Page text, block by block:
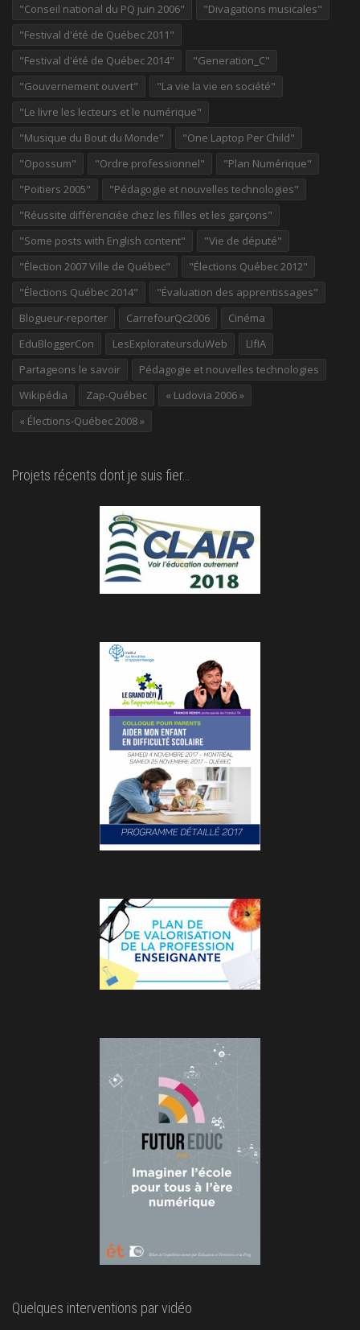
"Conseil national du PQ juin 2006"
"Divagations musicales"
"Festival d'été de Québec 2011"
"Festival d'été de Québec 2014"
"Generation_C"
"Gouvernement ouvert"
"La vie la vie en société"
"Le livre les lecteurs et le numérique"
"Musique du Bout du Monde"
"One Laptop Per Child"
"Opossum"
"Ordre professionnel"
"Plan Numérique"
"Poitiers 2005"
"Pédagogie et nouvelles technologies"
"Réussite différenciée chez les filles et les garçons"
"Some posts with English content"
"Vie de député"
"Élection 2007 Ville de Québec"
"Élections Québec 2012"
"Élections Québec 2014"
"Évaluation des apprentissages"
Blogueur-reporter
CarrefourQc2006
Cinéma
EduBloggerCon
LesExplorateursduWeb
LIfIA
Partageons le savoir
Pédagogie et nouvelles technologies
Wikipédia
Zap-Québec
« Ludovia 2006 »
« Élections-Québec 2008 »
Projets récents dont je suis fier…
Quelques interventions par vidéo